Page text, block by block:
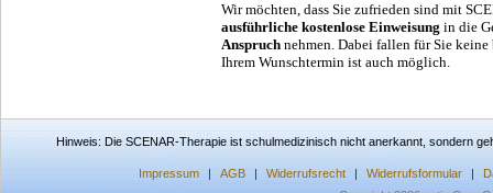
Wir möchten, dass Sie zufrieden sind mit
ausführliche kostenlose Einweisung in die
Anspruch nehmen. Dabei fallen für Sie
Ihrem Wunschtermin ist auch möglich.
Hinweis: Die SCENAR-Therapie ist schulmedizinisch nicht anerkannt, sondern
Impressum | AGB | Widerrufsrecht | Widerrufsformular |